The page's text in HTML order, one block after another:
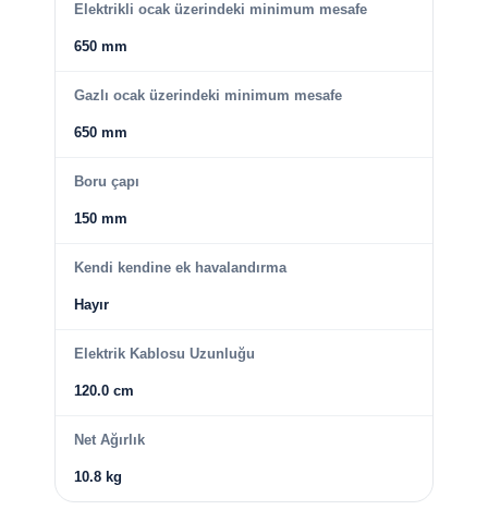
Elektrikli ocak üzerindeki minimum mesafe
650 mm
Gazlı ocak üzerindeki minimum mesafe
650 mm
Boru çapı
150 mm
Kendi kendine ek havalandırma
Hayır
Elektrik Kablosu Uzunluğu
120.0 cm
Net Ağırlık
10.8 kg